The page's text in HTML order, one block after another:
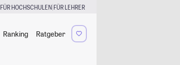
FÜR HOCHSCHULEN|FÜR LEHRER
Ranking Ratgeber